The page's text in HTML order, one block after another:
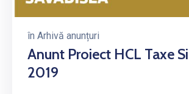
în Arhivă anunțuri
Anunt Proiect HCL Taxe
2019